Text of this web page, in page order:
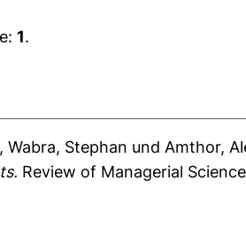
1.
,Wabra, Stephan und Amthor,
Review of Managerial Science